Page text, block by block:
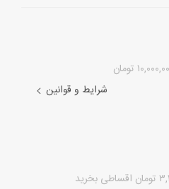
شرایط و قوانین